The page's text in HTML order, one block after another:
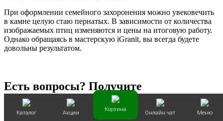
При оформлении семейного захоронения можно увековечить
в камне целую стаю пернатых. В зависимости от количества
изображаемых птиц изменяются и цены на итоговую работу.
Однако обращаясь в мастерскую iGranit, вы всегда будете
довольны результатом.
Есть вопросы? Получите
консультацию менеджера
Каталог Акции
Корзина
Онлайн чат Меню